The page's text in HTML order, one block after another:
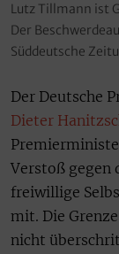
Lutz Tillmann ist
Der
Süddeutsche
Der Deutsche
Dieter
Verstoß gegen
freiwillige
mit. Die
nicht